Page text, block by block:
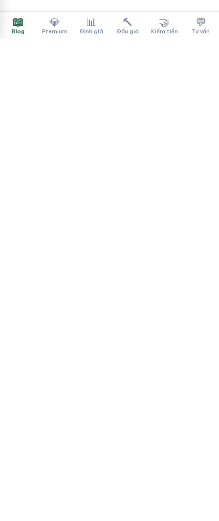
📖
Blog
💎
Premium
📊
Định giá
🔨
Đấu giá
🤝
Kiếm tiền
💬
Tư vấn